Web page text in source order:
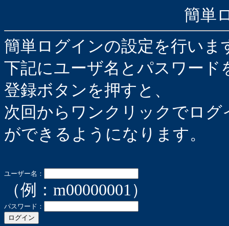
簡単
簡単ログインの設定を行いま
下記にユーザ名とパスワード
登録ボタンを押すと、
次回からワンクリックでログ
ができるようになります。
ユーザー名：
（例：m00000001）
パスワード：